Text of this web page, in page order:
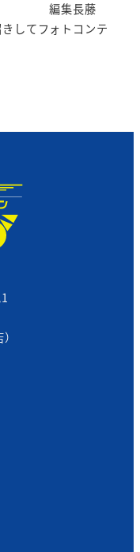
長藤
してフォトコンテ